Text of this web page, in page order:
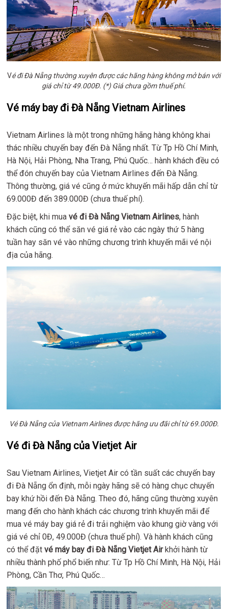
Vé đi Đà Nẵng thường xuyên được các hãng hàng không mở bán với
giá chỉ từ 49.000Đ. (*) Giá chưa gồm thuế phí.
Vé máy bay đi Đà Nẵng Vietnam Airlines
Vietnam Airlines là một trong những hãng hàng không khai
thác nhiều chuyến bay đến Đà Nẵng nhất. Từ Tp Hồ Chí Minh,
Hà Nội, Hải Phòng, Nha Trang, Phú Quốc… hành khách đều có
thể đón chuyến bay của Vietnam Airlines đến Đà Nẵng.
Thông thường, giá vé cũng ở mức khuyến mãi hấp dẫn chỉ từ
69.000Đ đến 389.000Đ (chưa thuế phí).
Đặc biệt, khi muavé đi Đà Nẵng Vietnam Airlines, hành
khách cũng có thể săn vé giá rẻ vào các ngày thứ 5 hàng
tuần hay săn vé vào những chương trình khuyến mãi vé nội
địa của hãng.
Vé Đà Nẵng của Vietnam Airlines được hãng ưu đãi chỉ từ 69.000Đ.
Vé đi Đà Nẵng của Vietjet Air
Sau Vietnam Airlines, Vietjet Air có tần suất các chuyến bay
đi Đà Nẵng ổn định, mỗi ngày hãng sẽ có hàng chục chuyến
bay khứ hồi đến Đà Nẵng. Theo đó, hãng cũng thường xuyên
mang đến cho hành khách các chương trình khuyến mãi để
mua vé máy bay giá rẻ đi trải nghiệm vào khung giờ vàng với
giá vé chỉ 0Đ, 49.000Đ (chưa thuế phí). Và hành khách cũng
có thể đặtvé máy bay đi Đà Nẵng Vietjet Airkhởi hành từ
nhiều thành phố phổ biến như: Từ Tp Hồ Chí Minh, Hà Nội, Hải
Phòng, Cần Thơ, Phú Quốc…